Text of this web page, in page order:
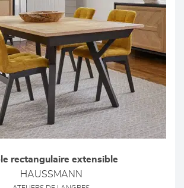
rectangulaire extensible
HAUSSMANN